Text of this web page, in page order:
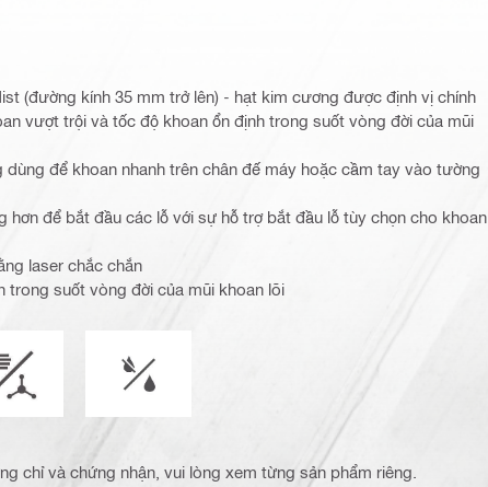
(đường kính 35 mm trở lên) - hạt kim cương được định vị chính
vượt trội và tốc độ khoan ổn định trong suốt vòng đời của mũi
dùng để khoan nhanh trên chân đế máy hoặc cầm tay vào tường
hơn để bắt đầu các lỗ với sự hỗ trợ bắt đầu lỗ tùy chọn cho khoan
laser chắc chắn
trong suốt vòng đời của mũi khoan lõi
(2940829)
Chế độ hoạt động
chỉ và chứng nhận, vui lòng xem từng sản phẩm riêng.